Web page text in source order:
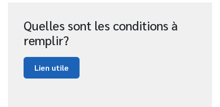
Quelles sont les conditions à
remplir?
Lien utile